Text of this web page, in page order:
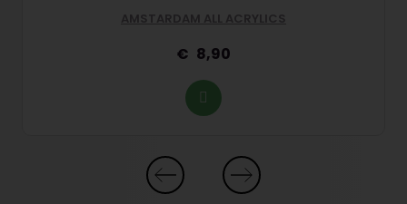
AMSTARDAM ALL ACRYLICS
8,90